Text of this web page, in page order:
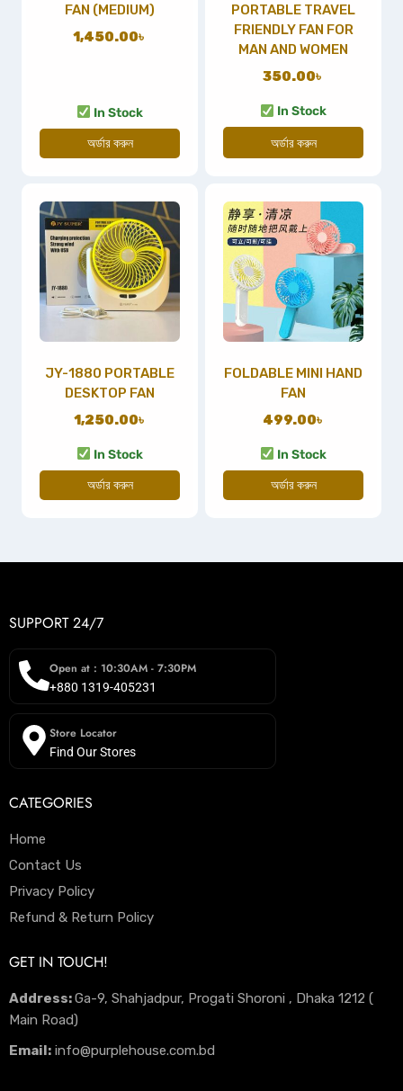
FAN (MEDIUM)
1,450.00৳
In Stock
অর্ডার করুন
PORTABLE TRAVEL
FRIENDLY FAN FOR
MAN AND WOMEN
350.00৳
In Stock
অর্ডার করুন
JY-1880 PORTABLE
DESKTOP FAN
1,250.00৳
In Stock
অর্ডার করুন
FOLDABLE MINI HAND
FAN
499.00৳
In Stock
অর্ডার করুন
SUPPORT 24/7
Open at : 10:30AM - 7:30PM
+880 1319-405231
Store Locator
Find Our Stores
CATEGORIES
Home
Contact Us
Privacy Policy
Refund & Return Policy
GET IN TOUCH!
Address:Ga-9, Shahjadpur, Progati Shoroni , Dhaka 1212 (
Main Road)
Email: info@purplehouse.com.bd